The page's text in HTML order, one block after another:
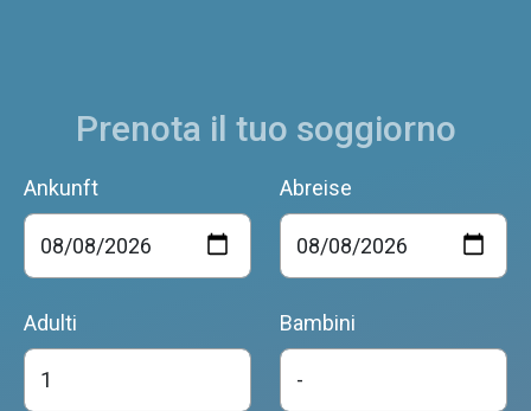
Prenota il tuo soggiorno
Ankunft Abreise
Adulti Bambini